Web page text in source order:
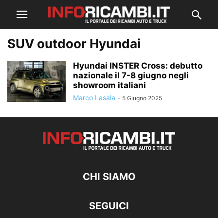
SUV outdoor Hyundai
Hyundai INSTER Cross: debutto
nazionale il 7-8 giugno negli
showroom italiani
Marco Lasala - 5 Giugno 2025
CHI SIAMO
SEGUICI